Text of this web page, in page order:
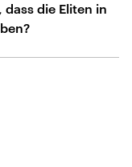
die Eliten in